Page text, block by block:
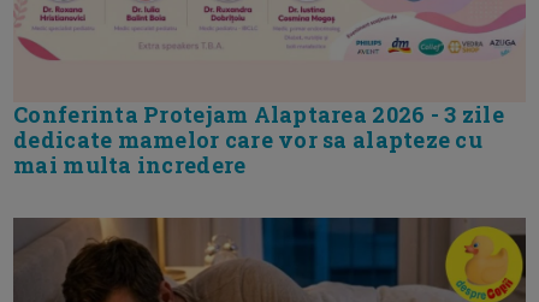
Conferinta Protejam Alaptarea 2026 - 3 zile
dedicate mamelor care vor sa alapteze cu
mai multa incredere